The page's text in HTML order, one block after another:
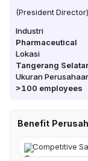
(President Director)
Industri
Pharmaceutical
Lokasi
Tangerang
Ukuran
>100 employees
Benefit
Competitive